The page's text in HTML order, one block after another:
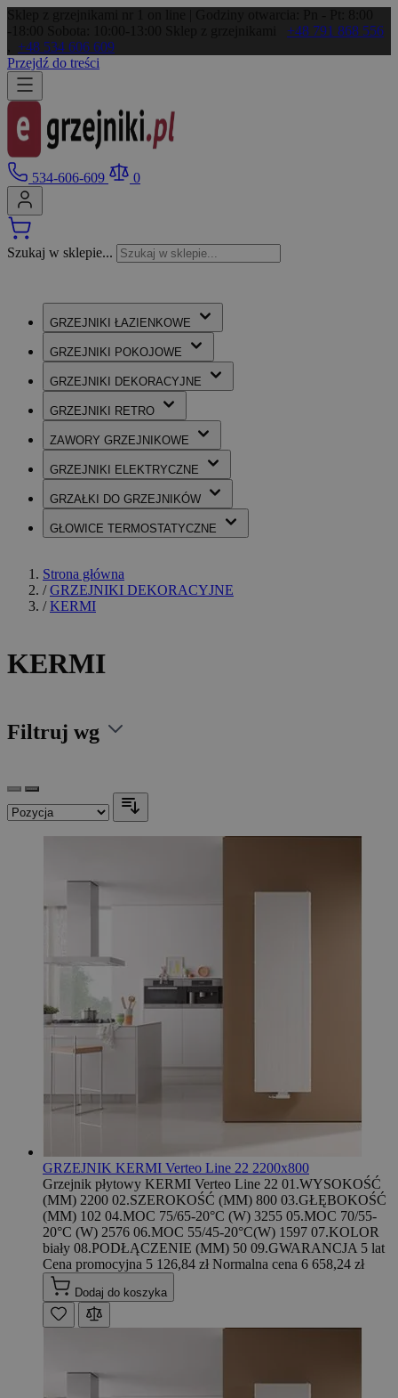
+48 791 868 556
+48 534 606 609
Przejdź do treści
534-606-609 0
Szukaj w sklepie...
GRZEJNIKI ŁAZIENKOWE
GRZEJNIKI POKOJOWE
GRZEJNIKI DEKORACYJNE
GRZEJNIKI RETRO
ZAWORY GRZEJNIKOWE
GRZEJNIKI ELEKTRYCZNE
GRZAŁKI DO GRZEJNIKÓW
GŁOWICE TERMOSTATYCZNE
Strona główna
/ GRZEJNIKI DEKORACYJNE
/ KERMI
KERMI
Filtruj wg
GRZEJNIK KERMI Verteo Line 22 2200x800
Grzejnik płytowy KERMI Verteo Line 22 01.WYSOKOŚĆ
(MM) 2200 02.SZEROKOŚĆ (MM) 800 03.GŁĘBOKOŚĆ
(MM) 102 04.MOC 75/65-20°C (W) 3255 05.MOC 70/55-
20°C (W) 2576 06.MOC 55/45-20°C(W) 1597 07.KOLOR
biały 08.PODŁĄCZENIE (MM) 50 09.GWARANCJA 5 lat
Cena promocyjna 5 126,84 zł Normalna cena 6 658,24 zł
Dodaj do koszyka